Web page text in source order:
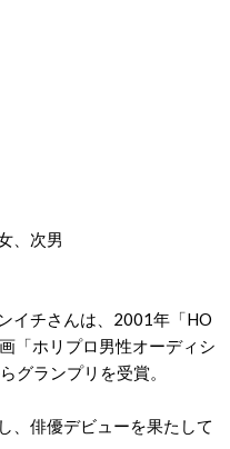
、次男
イチさんは、2001年「HO
「ホリプロ男性オーディシ
グランプリを受賞。
、俳優デビューを果たして